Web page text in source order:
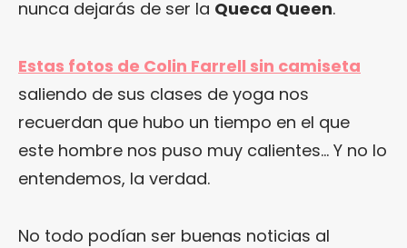
nunca dejarás de ser la Queca Queen.
Estas fotos de Colin Farrell sin camiseta
saliendo de sus clases de yoga nos
recuerdan que hubo un tiempo en el que
este hombre nos puso muy calientes… Y no lo
entendemos, la verdad.
No todo podían ser buenas noticias al